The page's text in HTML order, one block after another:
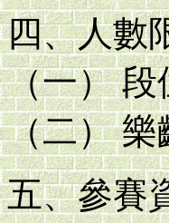
四、人數
（一） 段
（二） 樂
五、參賽